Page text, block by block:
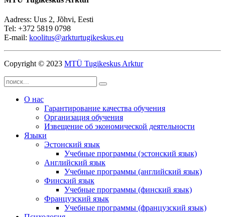
Aadress: Uus 2, Jõhvi, Eesti
Tel: +372 5819 0798
E-mail: koolitus@arkturtugikeskus.eu
Copyright © 2023 MTÜ Tugikeskus Arktur
О нас
Гарантирование качества обучения
Организация обучения
Извещение об экономической деятельности
Языки
Эстонский язык
Учебные программы (эстонский язык)
Английский язык
Учебные программы (английский язык)
Финский язык
Учебные программы (финский язык)
Французский язык
Учебные программы (французский язык)